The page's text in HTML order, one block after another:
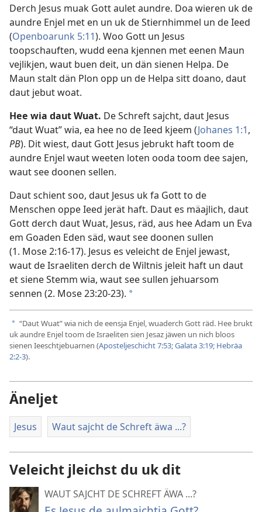
Derch Jesus muak Gott aulet aundre. Doa wieren uk de
aundre Enjel met en un uk de Stiernhimmel un de Ieed
(Openboarunk 5:11). Woo Gott un Jesus
toopschauften, wudd eena kjennen met eenen Maun
vejlikjen, waut buen deit, un dän sienen Helpa. De
Maun stalt dän Plon opp un de Helpa sitt doano, daut
daut jebut woat.
Hee wia daut Wuat. De Schreft sajcht, daut Jesus
“daut Wuat” wia, ea hee no de Ieed kjeem (Johanes 1:1,
PB). Dit wiest, daut Gott Jesus jebrukt haft toom de
aundre Enjel waut weeten loten ooda toom dee sajen,
waut see doonen sellen.
Daut schient soo, daut Jesus uk fa Gott to de
Menschen oppe Ieed jerät haft. Daut es mäajlich, daut
Gott derch daut Wuat, Jesus, räd, aus hee Adam un Eva
em Goaden Eden säd, waut see doonen sullen
(1. Mose 2:16-17). Jesus es veleicht de Enjel jewast,
waut de Israeliten derch de Wiltnis jeleit haft un daut
et siene Stemm wia, waut see sullen jehuarsom
sennen (2. Mose 23:20-23). a
a “Daut Wuat” wia nich de eensja Enjel, wuaderch Gott räd. Hee brukt
uk aundre Enjel toom de Israeliten sien Jesaz jäwen un nich bloos
sienen Ieeschtjebuarnen (Aposteljeschicht 7:53;Galata 3:19; Hebräa
2:2-3).
Äneljet
Jesus Waut sajcht de Schreft äwa ...?
Veleicht jleichst du uk dit
WAUT SAJCHT DE SCHREFT ÄWA ...?